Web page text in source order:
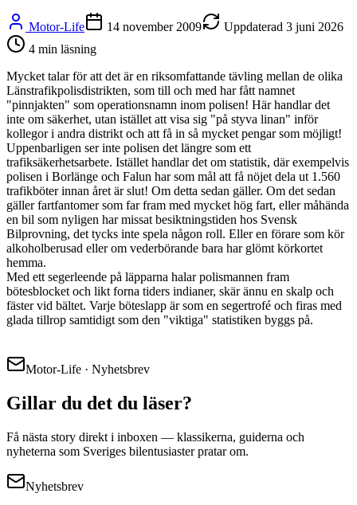
Motor-Life 14 november 2009 Uppdaterad 3 juni 2026
4 min läsning
Mycket talar för att det är en riksomfattande tävling mellan de olika
Länstrafikpolisdistrikten, som till och med har fått namnet
"pinnjakten" som operationsnamn inom polisen! Här handlar det
inte om säkerhet, utan istället att visa sig "på styva linan" inför
kollegor i andra distrikt och att få in så mycket pengar som möjligt!
Uppenbarligen ser inte polisen det längre som ett
trafiksäkerhetsarbete. Istället handlar det om statistik, där exempelvis
polisen i Borlänge och Falun har som mål att få nöjet dela ut 1.560
trafikböter innan året är slut! Om detta sedan gäller. Om det sedan
gäller fartfantomer som far fram med mycket hög fart, eller måhända
en bil som nyligen har missat besiktningstiden hos Svensk
Bilprovning, det tycks inte spela någon roll. Eller en förare som kör
alkoholberusad eller om vederbörande bara har glömt körkortet
hemma.
Med ett segerleende på läpparna halar polismannen fram
bötesblocket och likt forna tiders indianer, skär ännu en skalp och
fäster vid bältet. Varje böteslapp är som en segertrofé och firas med
glada tillrop samtidigt som den "viktiga" statistiken byggs på.
Motor-Life · Nyhetsbrev
Gillar du det du läser?
Få nästa story direkt i inboxen — klassikerna, guiderna och
nyheterna som Sveriges bilentusiaster pratar om.
Nyhetsbrev